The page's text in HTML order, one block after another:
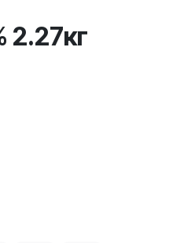
2.27кг